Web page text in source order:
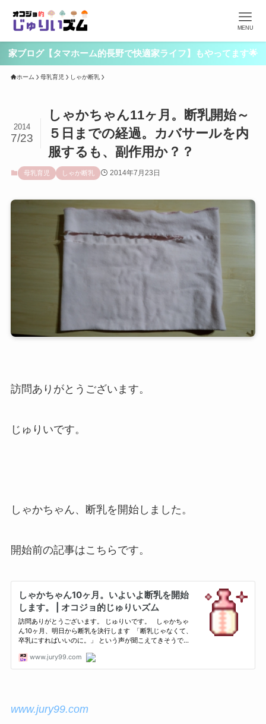
MENU
家ブログ【タマホーム的長野で快適家ライフ】もやってます🌟
ホーム 母乳育児 しゃか断乳
しゃかちゃん11ヶ月。断乳開始～
５日までの経過。カバサールを内
服するも、副作用か？？
2014
7/23
母乳育児 しゃか断乳 2014年7月23日
訪問ありがとうございます。
じゅりいです。
しゃかちゃん、断乳を開始しました。
開始前の記事はこちらです。
www.jury99.com